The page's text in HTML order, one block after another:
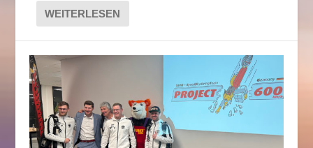
WEITERLESEN